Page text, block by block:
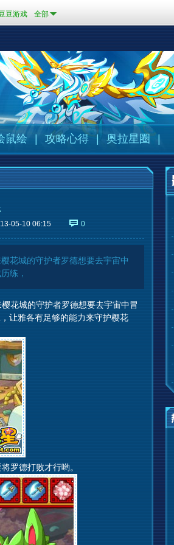
豆游戏 全部
鼠绘 攻略心得 | 奥拉星圈
05-10 06:15 0
花城的守护者罗德想要去宇宙中
练，
花城的守护者罗德想要去宇宙中冒
让雅各有足够的能力来守护樱花
罗德打败才行哟。